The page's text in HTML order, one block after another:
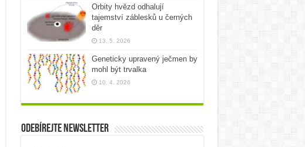
Orbity hvězd odhalují
tajemství záblesků u černých
děr
13. 5. 2026
Geneticky upravený ječmen by
mohl být trvalka
10. 4. 2026
Odebírejte newsletter